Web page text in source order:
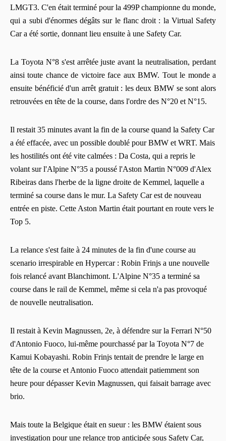
LMGT3. C'en était terminé pour la 499P championne du monde,
qui a subi d'énormes dégâts sur le flanc droit : la Virtual Safety
Car a été sortie, donnant lieu ensuite à une Safety Car.
La Toyota N°8 s'est arrêtée juste avant la neutralisation, perdant
ainsi toute chance de victoire face aux BMW. Tout le monde a
ensuite bénéficié d'un arrêt gratuit : les deux BMW se sont alors
retrouvées en tête de la course, dans l'ordre des N°20 et N°15.
Il restait 35 minutes avant la fin de la course quand la Safety Car
a été effacée, avec un possible doublé pour BMW et WRT. Mais
les hostilités ont été vite calmées : Da Costa, qui a repris le
volant sur l'Alpine N°35 a poussé l'Aston Martin N°009 d'Alex
Ribeiras dans l'herbe de la ligne droite de Kemmel, laquelle a
terminé sa course dans le mur. La Safety Car est de nouveau
entrée en piste. Cette Aston Martin était pourtant en route vers le
Top 5.
La relance s'est faite à 24 minutes de la fin d'une course au
scenario irrespirable en Hypercar : Robin Frinjs a une nouvelle
fois relancé avant Blanchimont. L'Alpine N°35 a terminé sa
course dans le rail de Kemmel, même si cela n'a pas provoqué
de nouvelle neutralisation.
Il restait à Kevin Magnussen, 2e, à défendre sur la Ferrari N°50
d'Antonio Fuoco, lui-même pourchassé par la Toyota N°7 de
Kamui Kobayashi. Robin Frinjs tentait de prendre le large en
tête de la course et Antonio Fuoco attendait patiemment son
heure pour dépasser Kevin Magnussen, qui faisait barrage avec
brio.
Mais toute la Belgique était en sueur : les BMW étaient sous
investigation pour une relance trop anticipée sous Safety Car,